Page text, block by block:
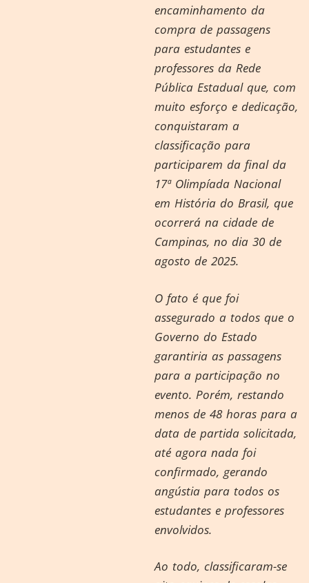
encaminhamento da
compra de passagens
para estudantes e
professores da Rede
Pública Estadual que, com
muito esforço e dedicação,
conquistaram a
classificação para
participarem da final da
17ª Olimpíada Nacional
em História do Brasil, que
ocorrerá na cidade de
Campinas, no dia 30 de
agosto de 2025.
O fato é que foi
assegurado a todos que o
Governo do Estado
garantiria as passagens
para a participação no
evento. Porém, restando
menos de 48 horas para a
data de partida solicitada,
até agora nada foi
confirmado, gerando
angústia para todos os
estudantes e professores
envolvidos.
Ao todo, classificaram-se